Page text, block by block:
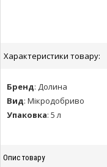
Характеристики товару:
Бренд: Долина
Вид: Мікродобриво
Упаковка: 5 л
Опис товару